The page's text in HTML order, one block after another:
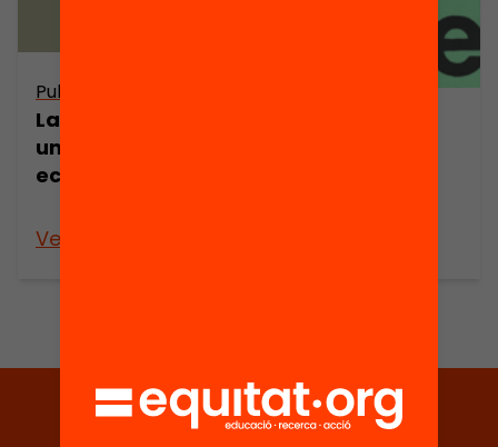
Publicació
La immigració,
un motor
econòmic
Veure’n més
Tria equitat